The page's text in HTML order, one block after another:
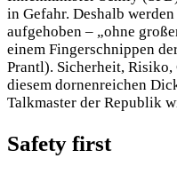
in Gefahr. Deshalb
aufgehoben – „ohne
einem Fingerschnippen
Prantl). Sicherheit,
diesem dornenreichen
Talkmaster der Republik
Safety first